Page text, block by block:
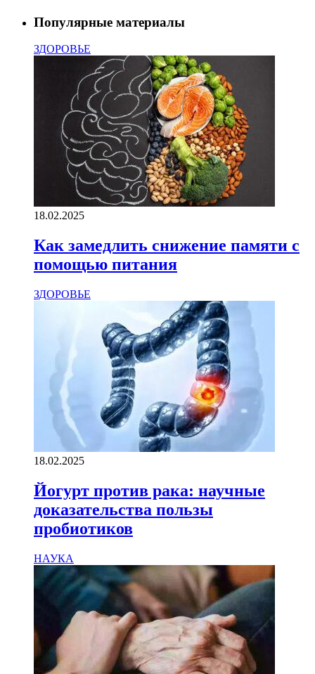
Популярные материалы
ЗДОРОВЬЕ
18.02.2025
Как замедлить снижение памяти с
помощью питания
ЗДОРОВЬЕ
18.02.2025
Йогурт против рака: научные
доказательства пользы
пробиотиков
НАУКА